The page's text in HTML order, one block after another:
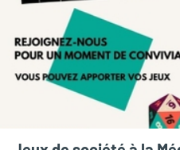
Châtel (Place de l'Eglise) -